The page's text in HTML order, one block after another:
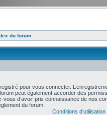
du forum
pour vous connecter.
forum peut également accorder des
vous d’avoir pris connaissance de nos
du forum.
Conditions d’utilisation